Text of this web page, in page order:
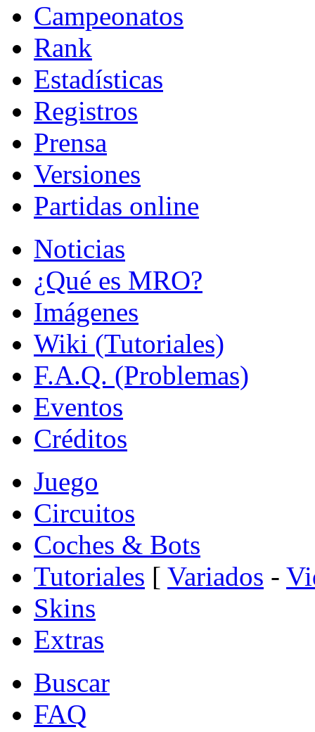
Campeonatos
Rank
Estadísticas
Registros
Prensa
Versiones
Partidas online
Noticias
¿Qué es MRO?
Imágenes
Wiki (Tutoriales)
F.A.Q. (Problemas)
Eventos
Créditos
Juego
Circuitos
Coches & Bots
Tutoriales [ Variados -
Skins
Extras
Buscar
FAQ